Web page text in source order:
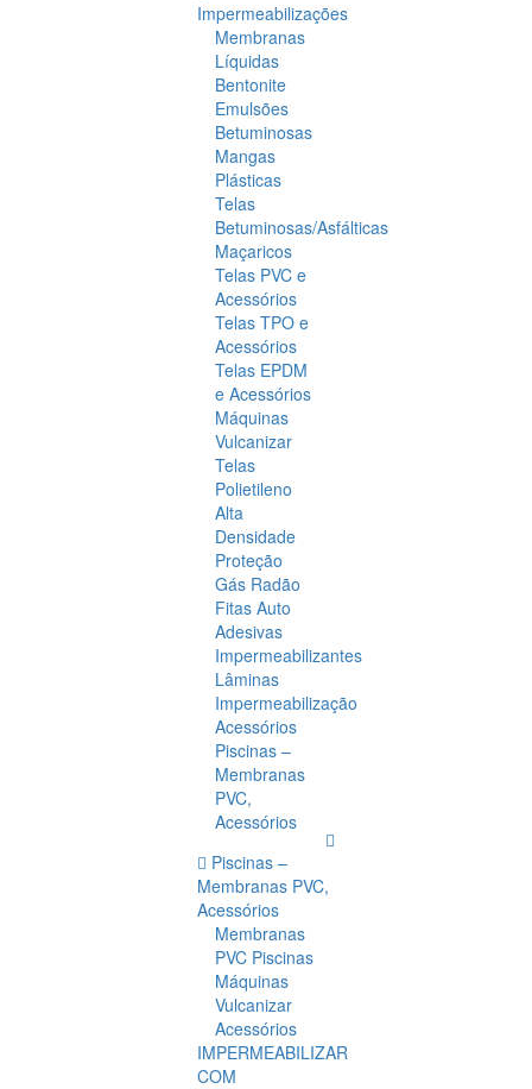
Impermeabilizações
Membranas
Líquidas
Bentonite
Emulsões
Betuminosas
Mangas
Plásticas
Telas
Betuminosas/Asfálticas
Maçaricos
Telas PVC e
Acessórios
Telas TPO e
Acessórios
Telas EPDM
e Acessórios
Máquinas
Vulcanizar
Telas
Polietileno
Alta
Densidade
Proteção
Gás Radão
Fitas Auto
Adesivas
Impermeabilizantes
Lâminas
Impermeabilização
Acessórios
Piscinas –
Membranas
PVC,
Acessórios
Piscinas –
Membranas PVC,
Acessórios
Membranas
PVC Piscinas
Máquinas
Vulcanizar
Acessórios
IMPERMEABILIZAR
COM